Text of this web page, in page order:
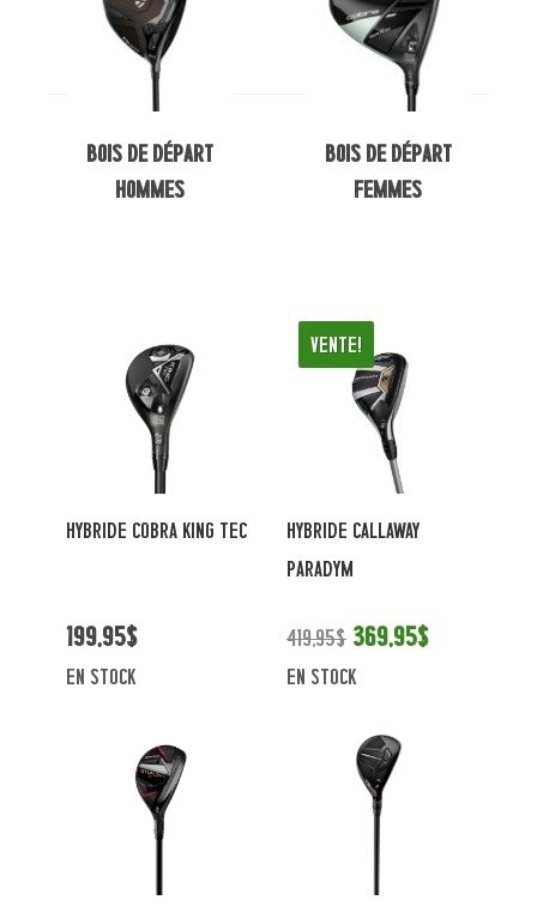
Bois de départ
hommes
Bois de départ
femmes
HYBRIDE COBRA KING TEC
199,95$
en stock
Vente!
HYBRIDE CALLAWAY
PARADYM
419,95$ 369,95$
en stock